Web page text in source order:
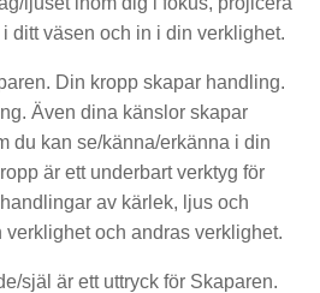
ditt väsen och in i din verklighet.
Din kropp skapar handling.
Även dina känslor skapar
du kan se/känna/erkänna i din
är ett underbart verktyg för
av kärlek, ljus och
och andras verklighet.
själ är ett uttryck för Skaparen.